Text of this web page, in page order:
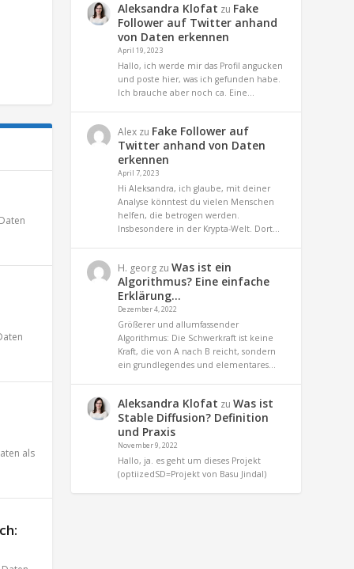
Daten
als
Aleksandra Klofat zu Fake
Follower auf Twitter anhand
von Daten erkennen
April 19, 2023
Hallo, ich werde mir das Profil angucken
und poste hier, was ich gefunden habe.
Ich brauche aber noch ca. Eine…
Alex zu Fake Follower auf
Twitter anhand von Daten
erkennen
April 7, 2023
Hi Aleksandra, ich glaube, mit deiner
Analyse könntest du vielen Menschen
helfen, die betrogen werden.
Insbesondere in der Krypta-Welt. Dort…
H. georg zuWas ist ein
Algorithmus? Eine einfache
Erklärung…
Dezember 4, 2022
Größerer und allumfassender
Algorithmus: Die Schwerkraft ist keine
Kraft, die von A nach B reicht, sondern
ein grundlegendes und elementares…
Aleksandra Klofat zuWas ist
Stable Diffusion? Definition
und Praxis
November 9, 2022
Hallo, ja. es geht um dieses Projekt
(optiizedSD=Projekt von Basu Jindal)